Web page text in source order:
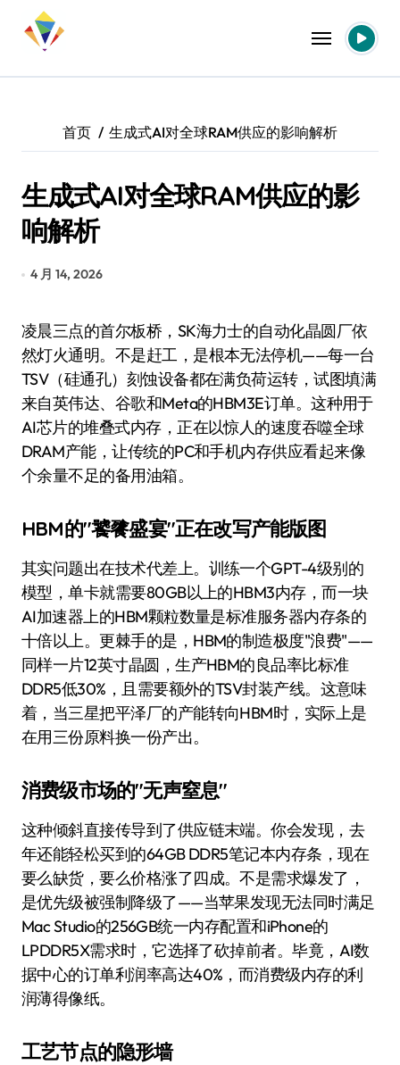
首页 生成式AI对全球RAM供应的影响解析
生成式AI对全球RAM供应的影
响解析
4 月 14, 2026
凌晨三点的首尔板桥，SK海力士的自动化晶圆厂依
然灯火通明。不是赶工，是根本无法停机——每一台
TSV（硅通孔）刻蚀设备都在满负荷运转，试图填满
来自英伟达、谷歌和Meta的HBM3E订单。这种用于
AI芯片的堆叠式内存，正在以惊人的速度吞噬全球
DRAM产能，让传统的PC和手机内存供应看起来像
个余量不足的备用油箱。
HBM的"饕餮盛宴"正在改写产能版图
其实问题出在技术代差上。训练一个GPT-4级别的
模型，单卡就需要80GB以上的HBM3内存，而一块
AI加速器上的HBM颗粒数量是标准服务器内存条的
十倍以上。更棘手的是，HBM的制造极度"浪费"——
同样一片12英寸晶圆，生产HBM的良品率比标准
DDR5低30%，且需要额外的TSV封装产线。这意味
着，当三星把平泽厂的产能转向HBM时，实际上是
在用三份原料换一份产出。
消费级市场的"无声窒息"
这种倾斜直接传导到了供应链末端。你会发现，去
年还能轻松买到的64GB DDR5笔记本内存条，现在
要么缺货，要么价格涨了四成。不是需求爆发了，
是优先级被强制降级了——当苹果发现无法同时满足
Mac Studio的256GB统一内存配置和iPhone的
LPDDR5X需求时，它选择了砍掉前者。毕竟，AI数
据中心的订单利润率高达40%，而消费级内存的利
润薄得像纸。
工艺节点的隐形墙